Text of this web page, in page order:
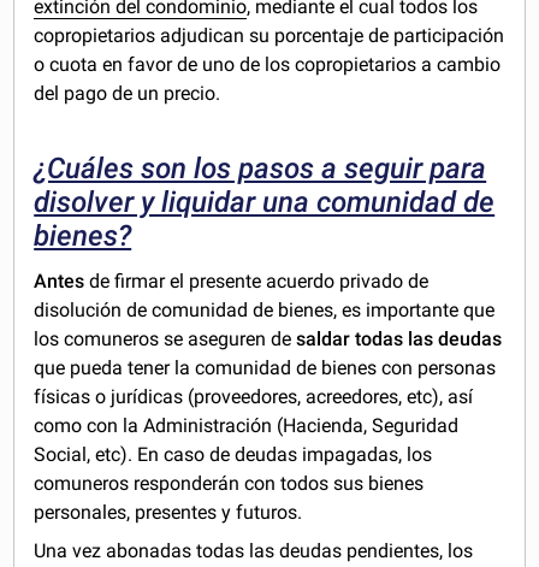
extinción del condominio, mediante el cual todos los
copropietarios adjudican su porcentaje de participación
o cuota en favor de uno de los copropietarios a cambio
del pago de un precio.
¿Cuáles son los pasos a seguir para
disolver y liquidar una comunidad de
bienes?
Antes de firmar el presente acuerdo privado de
disolución de comunidad de bienes, es importante que
los comuneros se aseguren de saldar todas las deudas
que pueda tener la comunidad de bienes con personas
físicas o jurídicas (proveedores, acreedores, etc), así
como con la Administración (Hacienda, Seguridad
Social, etc). En caso de deudas impagadas, los
comuneros responderán con todos sus bienes
personales, presentes y futuros.
Una vez abonadas todas las deudas pendientes, los